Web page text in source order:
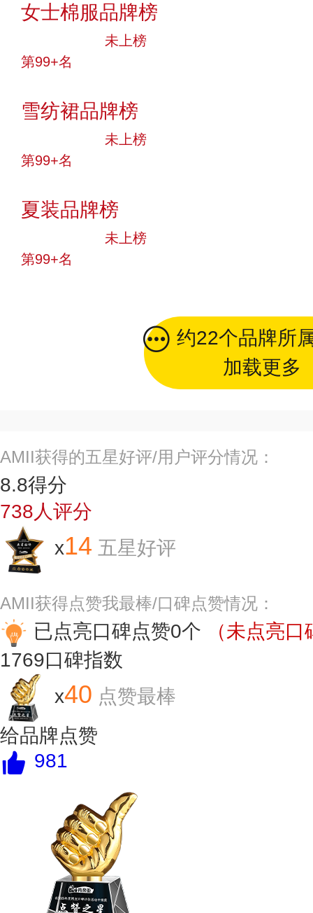
女士棉服品牌榜
未上榜
第99+名
雪纺裙品牌榜
未上榜
第99+名
夏装品牌榜
未上榜
第99+名
约22个品牌所
加载更多
AMII获得的五星好评/用户评分情况：
8.8得分
738人评分
x14 五星好评
AMII获得点赞我最棒/口碑点赞情况：
已点亮口碑点赞0个
（未点亮
1769口碑指数
x40 点赞最棒
给品牌点赞
981